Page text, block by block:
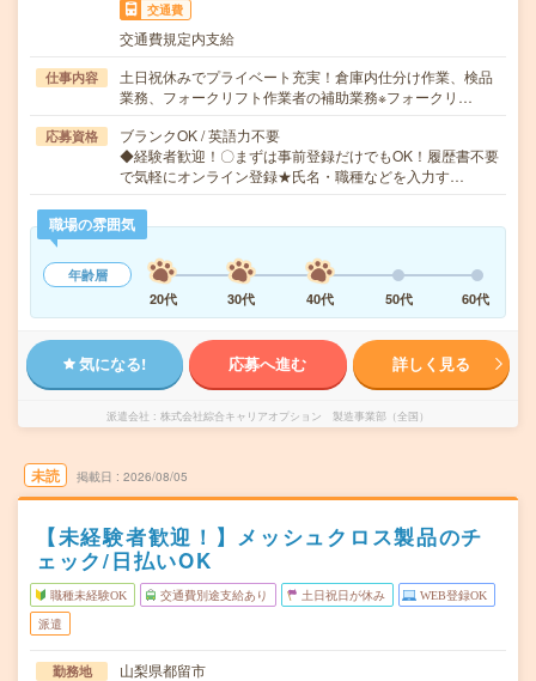
交通費
交通費規定内支給
仕事内容
土日祝休みでプライベート充実！倉庫内仕分け作業、検品
業務、フォークリフト作業者の補助業務※フォークリ…
応募資格
ブランクOK / 英語力不要
◆経験者歓迎！〇まずは事前登録だけでもOK！履歴書不要
で気軽にオンライン登録★氏名・職種などを入力す…
職場の雰囲気
年齢層
20代
30代 40代 50代 60代
気になる! 応募へ進む 詳しく見る
派遣会社 株式会社綜合キャリアオプション 製造事業部（全国）
未読 掲載日 2026/08/05
【未経験者歓迎！】メッシュクロス製品のチ
ェック/日払いOK
職種未経験OK 交通費別途支給あり 土日祝日が休み WEB登録OK
派遣
勤務地 山梨県都留市